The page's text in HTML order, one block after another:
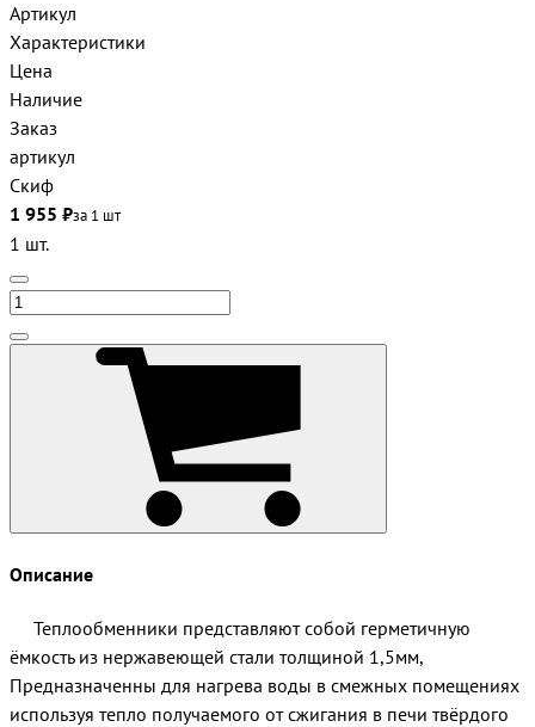
Артикул
Характеристики
Цена
Наличие
Заказ
артикул
Скиф
1 955 ₽за 1 шт
1 шт.
Описание
Теплообменники представляют собой герметичную
ёмкость из нержавеющей стали толщиной 1,5мм,
Предназначенны для нагрева воды в смежных помещениях
используя тепло получаемого от сжигания в печи твёрдого